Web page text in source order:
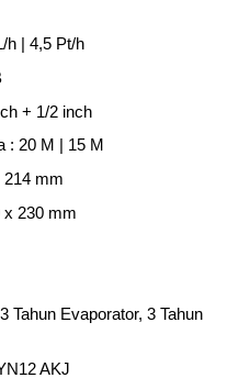
h | 4,5 Pt/h
+ 1/2 inch
: 20 M | 15 M
mm
x 230 mm
Tahun Evaporator, 3 Tahun
AKJ